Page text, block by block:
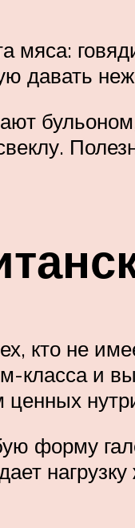
мяса:
давать
кто не
класса и
форму